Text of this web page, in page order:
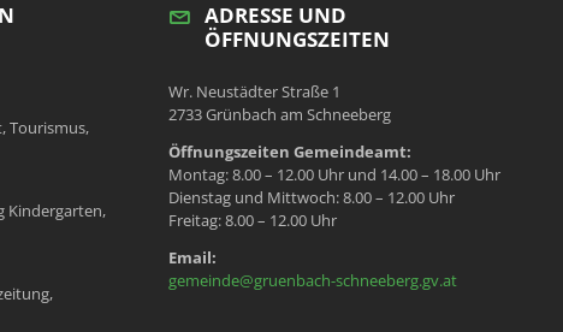
Tourismus,
Kindergarten,
ADRESSE UND
ÖFFNUNGSZEITEN
Wr. Neustädter Straße 1
2733 Grünbach am Schneeberg
Öffnungszeiten Gemeindeamt:
Montag: 8.00 – 12.00 Uhr und 14.00 – 18.00 Uhr
Dienstag und Mittwoch: 8.00 – 12.00 Uhr
Freitag: 8.00 – 12.00 Uhr
Email:
gemeinde@gruenbach-schneeberg.gv.at